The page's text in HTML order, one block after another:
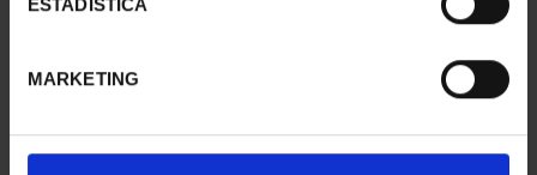
MARKETING
2.128,00 € 978,00 €